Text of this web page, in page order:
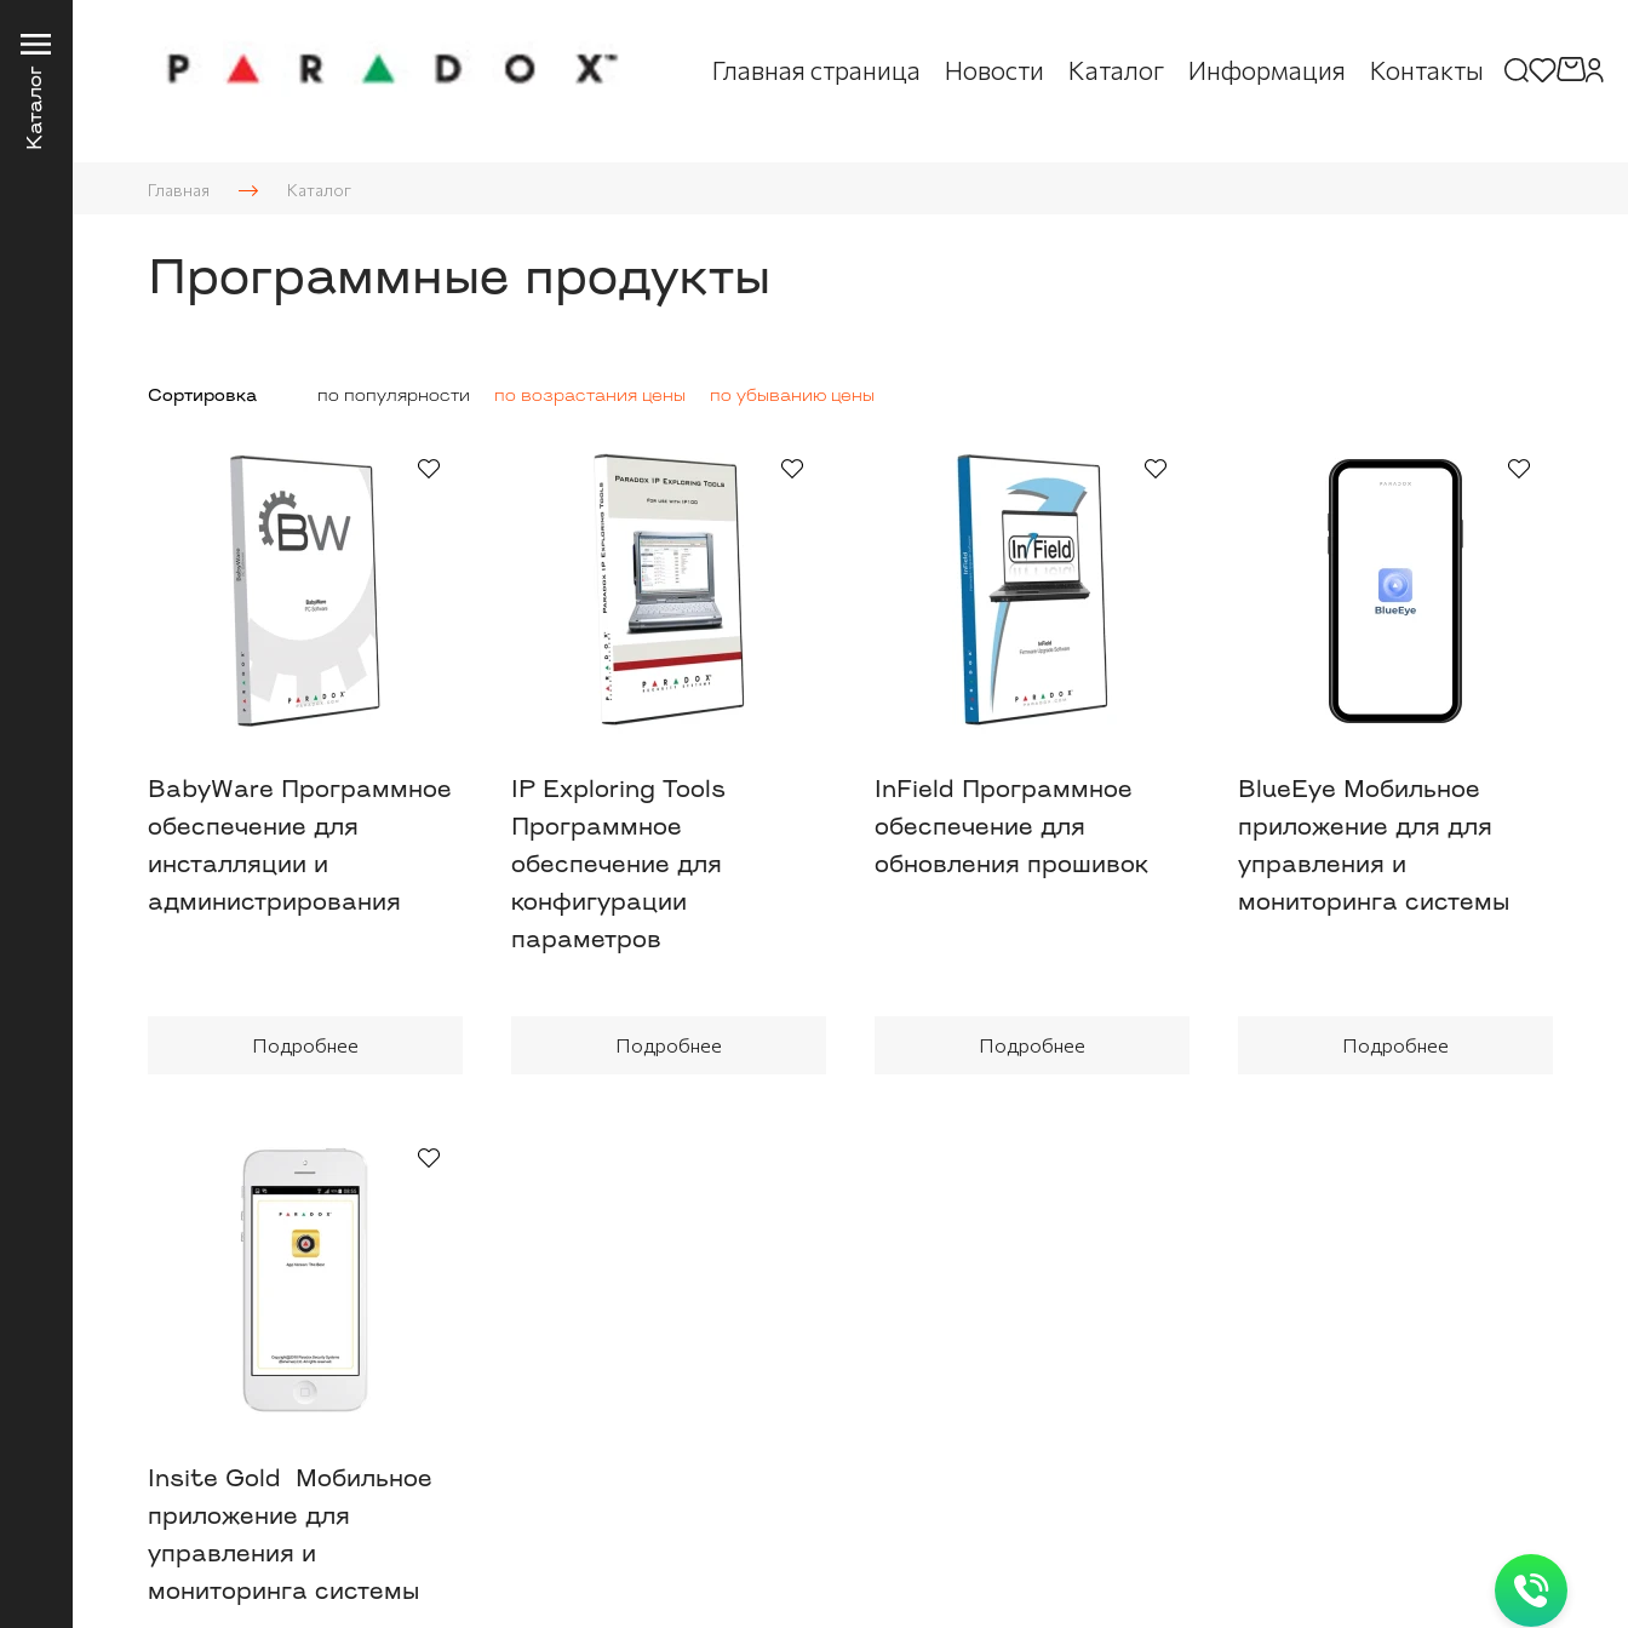
Главная страница Новости Каталог Информация Контакты
Главная Каталог
Программные продукты
Сортировка по популярности по возрастания цены по убыванию цены
BabyWare Программное
обеспечение для
инсталляции и
администрирования
Подробнее
IP Exploring Tools
Программное
обеспечение для
конфигурации
параметров
Подробнее
InField Программное
обеспечение для
обновления прошивок
Подробнее
BlueEye Мобильное
приложение для для
управления и
мониторинга системы
Подробнее
Insite Gold Мобильное
приложение для
управления и
мониторинга системы
Каталог